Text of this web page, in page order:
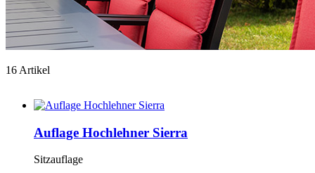
16 Artikel
Auflage Hochlehner Sierra
Sitzauflage